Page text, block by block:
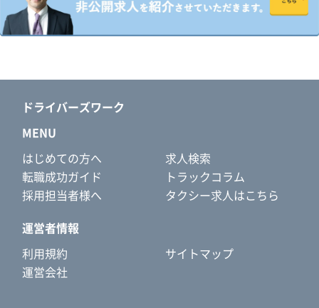
ドライバーズワーク
MENU
はじめての方へ
求人検索
転職成功ガイド
トラックコラム
採用担当者様へ
タクシー求人はこちら
運営者情報
利用規約
サイトマップ
運営会社